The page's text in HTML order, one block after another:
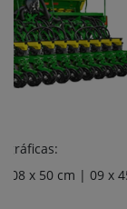
x 50 cm | 09 x